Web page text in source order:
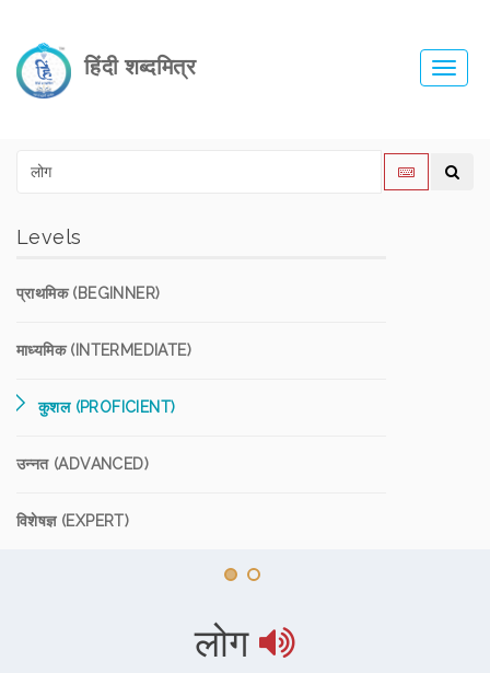
हिंदी शब्दमित्र
Levels
प्राथमिक (BEGINNER)
माध्यमिक (INTERMEDIATE)
कुशल (PROFICIENT)
उन्नत (ADVANCED)
विशेषज्ञ (EXPERT)
लोग